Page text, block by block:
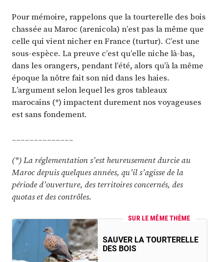
Pour mémoire, rappelons que la tourterelle des bois
chassée au Maroc (arenicola) n’est pas la même que
celle qui vient nicher en France (turtur). C’est une
sous-espèce. La preuve c’est qu’elle niche là-bas,
dans les orangers, pendant l’été, alors qu’à la même
époque la nôtre fait son nid dans les haies.
L’argument selon lequel les gros tableaux
marocains (*) impactent durement nos voyageuses
est sans fondement.
______________
(*) La réglementation s’est heureusement durcie au
Maroc depuis quelques années, qu’il s’agisse de la
période d’ouverture, des territoires concernés, des
quotas et des contrôles.
SUR LE MÊME THÈME
SAUVER LA TOURTERELLE
DES BOIS